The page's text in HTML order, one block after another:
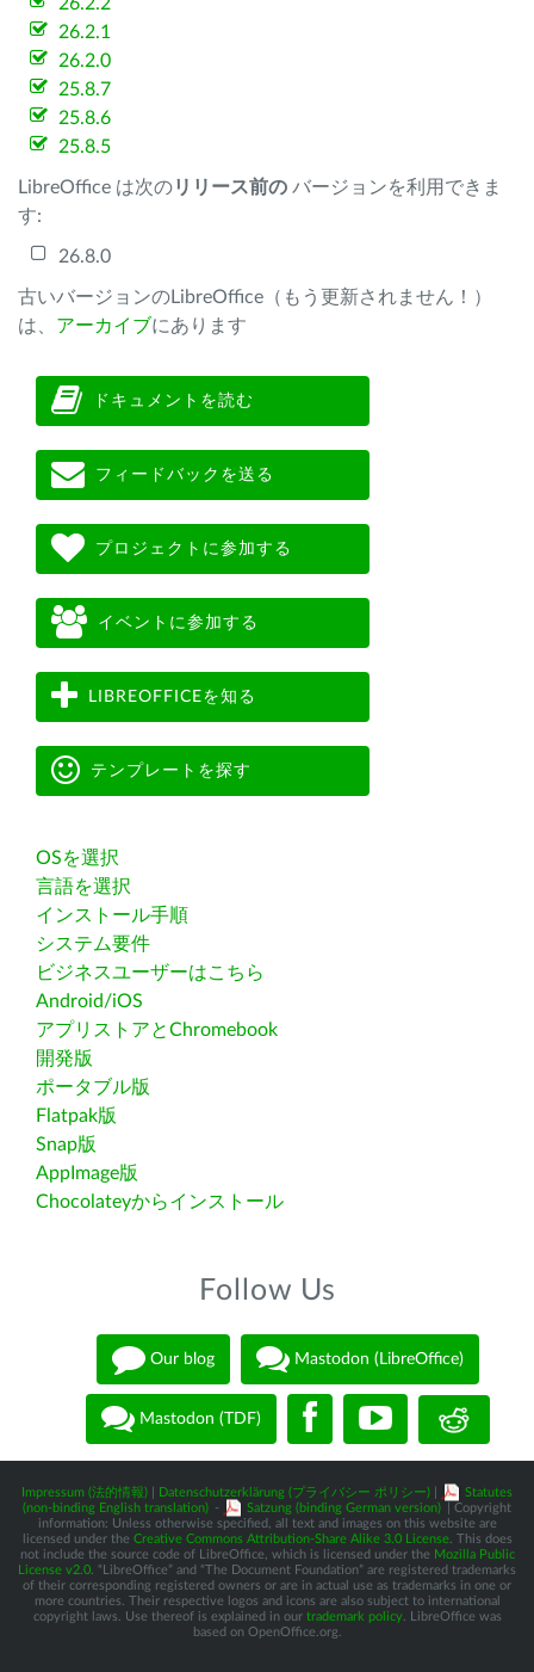
26.2.1
26.2.0
25.8.7
25.8.6
25.8.5
LibreOffice は次のリリース前の バージョンを利用できま
す:
26.8.0
古いバージョンのLibreOffice（もう更新されません！）
は、 アーカイブにあります
ドキュメントを読む
フィードバックを送る
プロジェクトに参加する
イベントに参加する
LIBREOFFICEを知る
テンプレートを探す
OSを選択
言語を選択
インストール手順
システム要件
ビジネスユーザーはこちら
Android/iOS
アプリストアとChromebook
開発版
ポータブル版
Flatpak版
Snap版
AppImage版
Chocolateyからインストール
Follow Us
Our blog Mastodon (LibreOffice)
Mastodon (TDF)
Impressum (法的情報) Datenschutzerklärung (プライバシー ポリシー)
Statutes
(non-binding English translation) - Satzung (binding German version)
| Copyright
information: Unless otherwise specified, all text and images on this website are
licensed under the Creative Commons Attribution-Share Alike 3.0 License. This does
not include the source code of LibreOffice, which is licensed under the Mozilla Public
License v2.0 . “LibreOffice” and “The Document Foundation” are registered trademarks
of their corresponding registered owners or are in actual use as trademarks in one or
more countries. Their respective logos and icons are also subject to international
copyright laws. Use thereof is explained in our trademark policy. LibreOffice was
based on OpenOffice.org.